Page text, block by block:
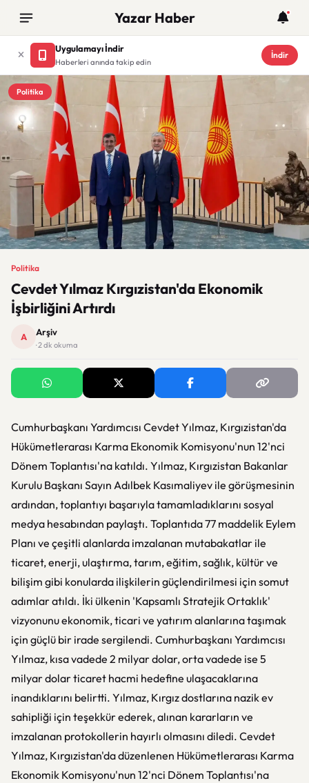
Yazar Haber
Uygulamayı İndir
Haberleri anında takip edin
İndir
Politika
Politika
Cevdet Yılmaz Kırgızistan'da Ekonomik
İşbirliğini Artırdı
A Arşiv
· 2 dk okuma
Cumhurbaşkanı Yardımcısı Cevdet Yılmaz, Kırgızistan'da
Hükümetlerarası Karma Ekonomik Komisyonu'nun 12'nci
Dönem Toplantısı'na katıldı. Yılmaz, Kırgızistan Bakanlar
Kurulu Başkanı Sayın Adılbek Kasımaliyev ile görüşmesinin
ardından, toplantıyı başarıyla tamamladıklarını sosyal
medya hesabından paylaştı. Toplantıda 77 maddelik Eylem
Planı ve çeşitli alanlarda imzalanan mutabakatlar ile
ticaret, enerji, ulaştırma, tarım, eğitim, sağlık, kültür ve
bilişim gibi konularda ilişkilerin güçlendirilmesi için somut
adımlar atıldı. İki ülkenin 'Kapsamlı Stratejik Ortaklık'
vizyonunu ekonomik, ticari ve yatırım alanlarına taşımak
için güçlü bir irade sergilendi. Cumhurbaşkanı Yardımcısı
Yılmaz, kısa vadede 2 milyar dolar, orta vadede ise 5
milyar dolar ticaret hacmi hedefine ulaşacaklarına
inandıklarını belirtti. Yılmaz, Kırgız dostlarına nazik ev
sahipliği için teşekkür ederek, alınan kararların ve
imzalanan protokollerin hayırlı olmasını diledi. Cevdet
Yılmaz, Kırgızistan'da düzenlenen Hükümetlerarası Karma
Ekonomik Komisyonu'nun 12'nci Dönem Toplantısı'na